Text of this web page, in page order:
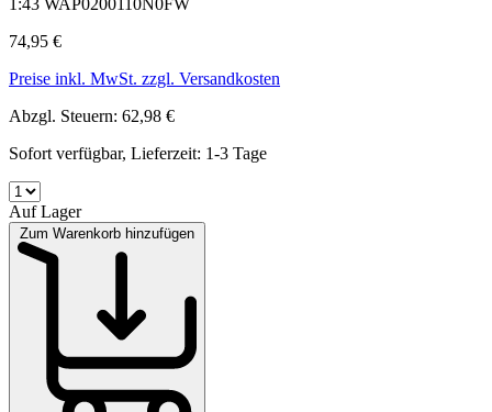
74,95 €
Preise inkl. MwSt. zzgl. Versandkosten
Abzgl. Steuern: 62,98 €
Sofort verfügbar, Lieferzeit: 1-3 Tage
Auf Lager
Zum Warenkorb hinzufügen